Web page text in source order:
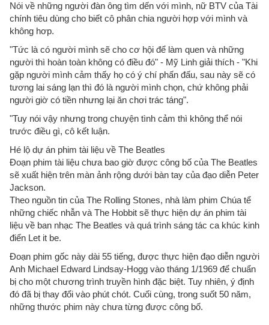
Nói về những người đàn ông tìm dến với mình, nữ BTV của Tài
chính tiêu dùng cho biết cô phân chia người hợp với mình và
không hơp.
"Tức là có người mình sẽ cho cơ hội để làm quen và những
người thì hoàn toàn không có điều đó" - Mỹ Linh giải thích - "Khi
gặp người mình cảm thấy họ có ý chí phấn đấu, sau này sẽ có
tương lai sáng lạn thì đó là người mình chọn, chứ không phải
người giờ có tiền nhưng lại ăn chơi trác táng".
"Tuy nói vậy nhưng trong chuyện tình cảm thì không thể nói
trước điều gì, cô kết luận.
Hé lộ dự án phim tài liệu về The Beatles
Đoạn phim tài liệu chưa bao giờ được công bố của The Beatles
sẽ xuất hiện trên màn ảnh rộng dưới bàn tay của đạo diễn Peter
Jackson.
Theo nguồn tin của The Rolling Stones, nhà làm phim Chúa tể
những chiếc nhẫn và The Hobbit sẽ thực hiện dự án phim tài
liệu về ban nhạc The Beatles và quá trình sáng tác ca khúc kinh
điển Let it be.
Đoạn phim gốc này dài 55 tiếng, được thực hiện đạo diễn người
Anh Michael Edward Lindsay-Hogg vào tháng 1/1969 để chuẩn
bị cho một chương trình truyền hình đặc biệt. Tuy nhiên, ý định
đó đã bị thay đổi vào phút chót. Cuối cùng, trong suốt 50 năm,
những thước phim này chưa từng được công bố.